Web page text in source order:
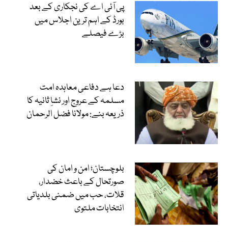
پی آئی اے کی نجکاری کے بعد
بورڈ کے اہم ترین اجلاس میں
بڑے فیصلے
دعا ہے دفاعی معاہدہ امت
مسلمہ کے عروج اور نشاِ ثانیہ کا
ذریعہ بنے: مولانا فضل الرحمان
بلوچستان؛ امن و امان کی
صورتحال کے باعث خضدار،
قلات، حب میں ضمنی بلدیاتی
انتخابات ملتوی